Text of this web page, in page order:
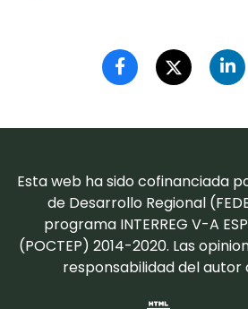
Esta web ha sido cofinanciada
de Desarrollo Regional
programa INTERREG V-A
(POCTEP) 2014-2020. Las
responsabilidad del autor